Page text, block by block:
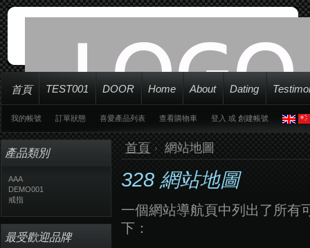
首頁 TEST001 DOOR Home About Dating
我的帳號 訂單狀態 喜愛產品列表 查看購物車 登入 或 創建帳號
產品類別
AAA
DEMO001
戒指
最受歡迎品牌
首頁 網站地圖
328 網站地圖
一個網站導航頁中列出了所有
下：